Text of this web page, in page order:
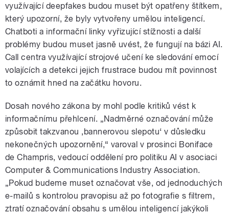
využívající deepfakes budou muset být opatřeny štítkem,
který upozorní, že byly vytvořeny umělou inteligencí.
Chatboti a informační linky vyřizující stížnosti a další
problémy budou muset jasně uvést, že fungují na bázi AI.
Call centra využívající strojové učení ke sledování emocí
volajících a detekci jejich frustrace budou mít povinnost
to oznámit hned na začátku hovoru.
Dosah nového zákona by mohl podle kritiků vést k
informačnímu přehlcení. „Nadměrné označování může
způsobit takzvanou ‚bannerovou slepotu‘ v důsledku
nekonečných upozornění,“ varoval v prosinci Boniface
de Champris, vedoucí oddělení pro politiku AI v asociaci
Computer & Communications Industry Association.
„Pokud budeme muset označovat vše, od jednoduchých
e-mailů s kontrolou pravopisu až po fotografie s filtrem,
ztratí označování obsahu s umělou inteligencí jakýkoli